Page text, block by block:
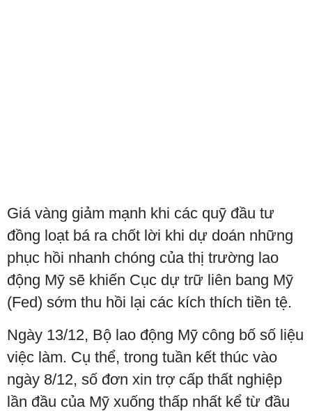
Giá vàng giảm mạnh khi các quỹ đầu tư
đồng loạt bá ra chốt lời khi dự doán những
phục hồi nhanh chóng của thị trường lao
động Mỹ sẽ khiến Cục dự trữ liên bang Mỹ
(Fed) sớm thu hồi lại các kích thích tiền tệ.
Ngày 13/12, Bộ lao động Mỹ công bố số liệu
việc làm. Cụ thể, trong tuần kết thúc vào
ngày 8/12, số đơn xin trợ cấp thất nghiệp
lần đầu của Mỹ xuống thấp nhất kể từ đầu